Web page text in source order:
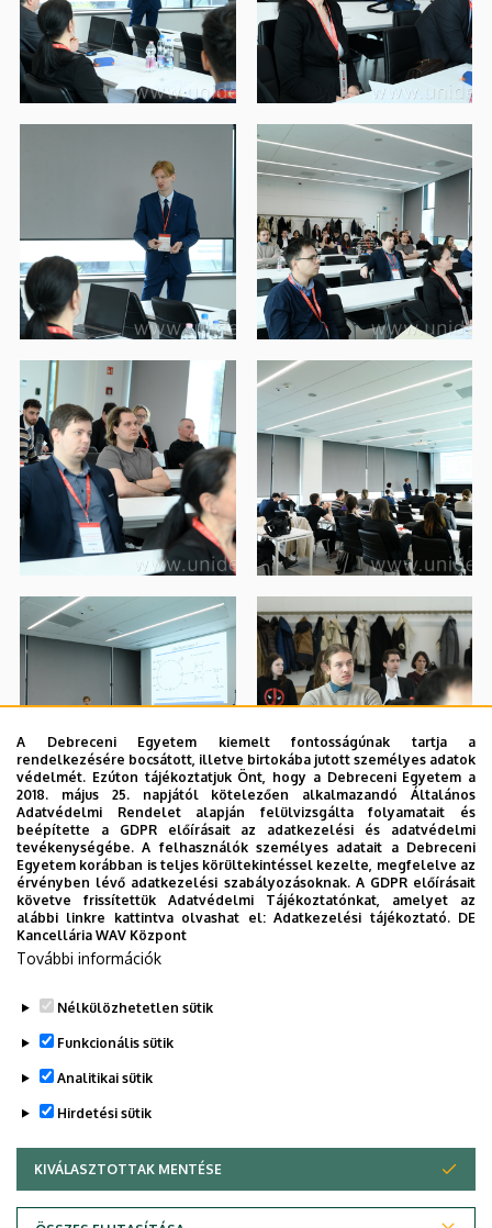
A Debreceni Egyetem kiemelt fontosságúnak tartja a
rendelkezésére bocsátott, illetve birtokába jutott személyes adatok
védelmét. Ezúton tájékoztatjuk Önt, hogy a Debreceni Egyetem a
2018. május 25. napjától kötelezően alkalmazandó Általános
Adatvédelmi Rendelet alapján felülvizsgálta folyamatait és
beépítette a GDPR előírásait az adatkezelési és adatvédelmi
tevékenységébe. A felhasználók személyes adatait a Debreceni
Egyetem korábban is teljes körültekintéssel kezelte, megfelelve az
érvényben lévő adatkezelési szabályozásoknak. A GDPR előírásait
követve frissítettük Adatvédelmi Tájékoztatónkat, amelyet az
alábbi linkre kattintva olvashat el:Adatkezelési tájékoztató. DE
Kancellária WAV Központ
További információk
Nélkülözhetetlen sütik
Funkcionális sütik
Analitikai sütik
Hirdetési sütik
KIVÁLASZTOTTAK MENTÉSE
WITHDRAW CONSENT